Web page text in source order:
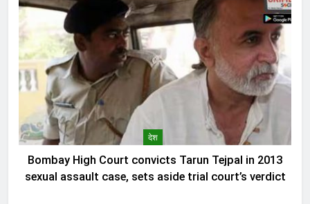
देश
Bombay High Court convicts Tarun Tejpal in 2013
sexual assault case, sets aside trial court’s verdict